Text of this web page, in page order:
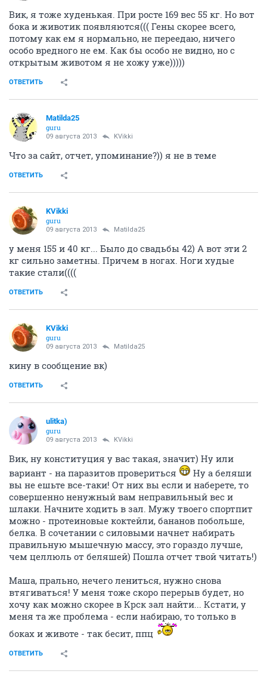
Вик, я тоже худенькая. При росте 169 вес 55 кг. Но вот
бока и животик появляются((( Гены скорее всего,
потому как ем я нормально, не переедаю, ничего
особо вредного не ем. Как бы особо не видно, но с
открытым животом я не хожу уже)))))
ОТВЕТИТЬ
Matilda25
guru
09 августа 2013 KVikki
Что за сайт, отчет, упоминание?)) я не в теме
ОТВЕТИТЬ
KVikki
guru
09 августа 2013 Matilda25
у меня 155 и 40 кг... Было до свадьбы 42) А вот эти 2
кг сильно заметны. Причем в ногах. Ноги худые
такие стали((((
ОТВЕТИТЬ
KVikki
guru
09 августа 2013 Matilda25
кину в сообщение вк)
ОТВЕТИТЬ
ulitka)
guru
09 августа 2013 KVikki
Вик, ну конституция у вас такая, значит) Ну или
вариант - на паразитов провериться
Ну а беляши
вы не ешьте все-таки! От них вы если и наберете, то
совершенно ненужный вам неправильный вес и
шлаки. Начните ходить в зал. Мужу твоего спортпит
можно - протеиновые коктейли, бананов побольше,
белка. В сочетании с силовыми начнет набирать
правильную мышечную массу, это гораздо лучше,
чем целлюль от беляшей) Пошла отчет твой читать!)
Маша, прально, нечего лениться, нужно снова
втягиваться! У меня тоже скоро перерыв будет, но
хочу как можно скорее в Крск зал найти... Кстати, у
меня та же проблема - если набираю, то только в
боках и животе - так бесит, ппц
ОТВЕТИТЬ